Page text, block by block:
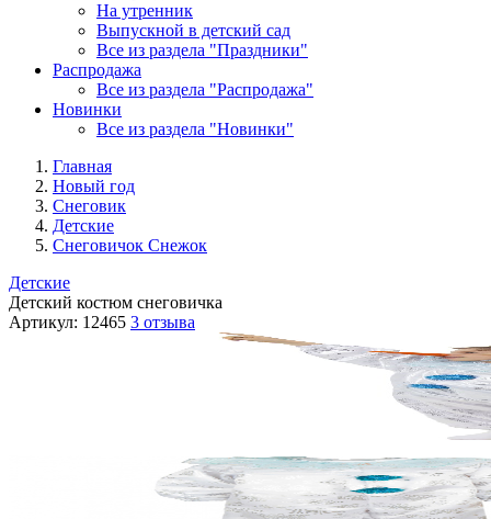
На утренник
Выпускной в детский сад
Все из раздела "Праздники"
Распродажа
Все из раздела "Распродажа"
Новинки
Все из раздела "Новинки"
Главная
Новый год
Снеговик
Детские
Снеговичок Снежок
Детские
Детский костюм снеговичка
Артикул: 12465 3 отзыва